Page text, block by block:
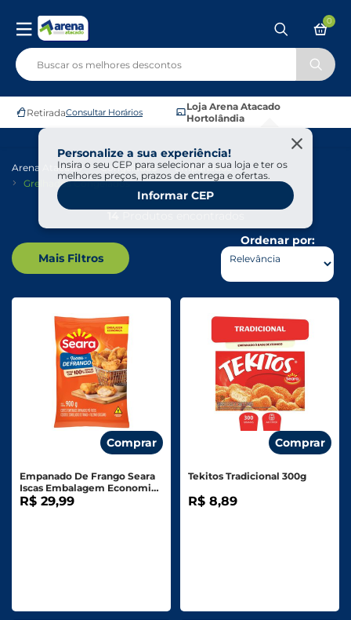
RetiradaConsultar Horários
Loja Arena Atacado
Hortolândia
Personalize a sua experiência!
Insira o seu CEP para selecionar a sua loja e ter os
melhores preços, prazos de entrega e ofertas.
Informar CEP
0
Arena Atacado Congelados
Empanados
Grelhados Congelados
Mais Filtros
Ordenar por:
Comprar
Empanado De Frango Seara
Iscas Embalagem Economica
900g
R$ 29,99
Comprar
Tekitos Tradicional 300g
R$ 8,89